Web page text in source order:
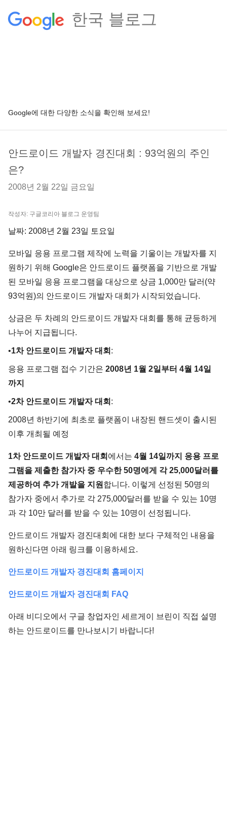
한국 블로그
Google에 대한 다양한 소식을 확인해 보세요!
안드로이드 개발자 경진대회 : 93억원의 주인
은?
2008년 2월 22일 금요일
작성자: 구글코리아 블로그 운영팀
날짜: 2008년 2월 23일 토요일
모바일 응용 프로그램 제작에 노력을 기울이는 개발자를 지
원하기 위해 Google은 안드로이드 플랫폼을 기반으로 개발
된 모바일 응용 프로그램을 대상으로 상금 1,000만 달러(약
93억원)의 안드로이드 개발자 대회가 시작되었습니다.
상금은 두 차례의 안드로이드 개발자 대회를 통해 균등하게
나누어 지급됩니다.
•1차 안드로이드 개발자 대회 :
응용 프로그램 접수 기간은 2008년 1월 2일부터 4월 14일
까지
•2차 안드로이드 개발자 대회 :
2008년 하반기에 최초로 플랫폼이 내장된 핸드셋이 출시된
이후 개최될 예정
1차 안드로이드 개발자 대회 에서는 4월 14일까지 응용 프로
그램을 제출한 참가자 중 우수한 50명에게 각 25,000달러를
제공하여 추가 개발을 지원 합니다. 이렇게 선정된 50명의
참가자 중에서 추가로 각 275,000달러를 받을 수 있는 10명
과 각 10만 달러를 받을 수 있는 10명이 선정됩니다.
안드로이드 개발자 경진대회에 대한 보다 구체적인 내용을
원하신다면 아래 링크를 이용하세요.
안드로이드 개발자 경진대회 홈페이지
안드로이드 개발자 경진대회 FAQ
아래 비디오에서 구글 창업자인 세르게이 브린이 직접 설명
하는 안드로이드를 만나보시기 바랍니다!